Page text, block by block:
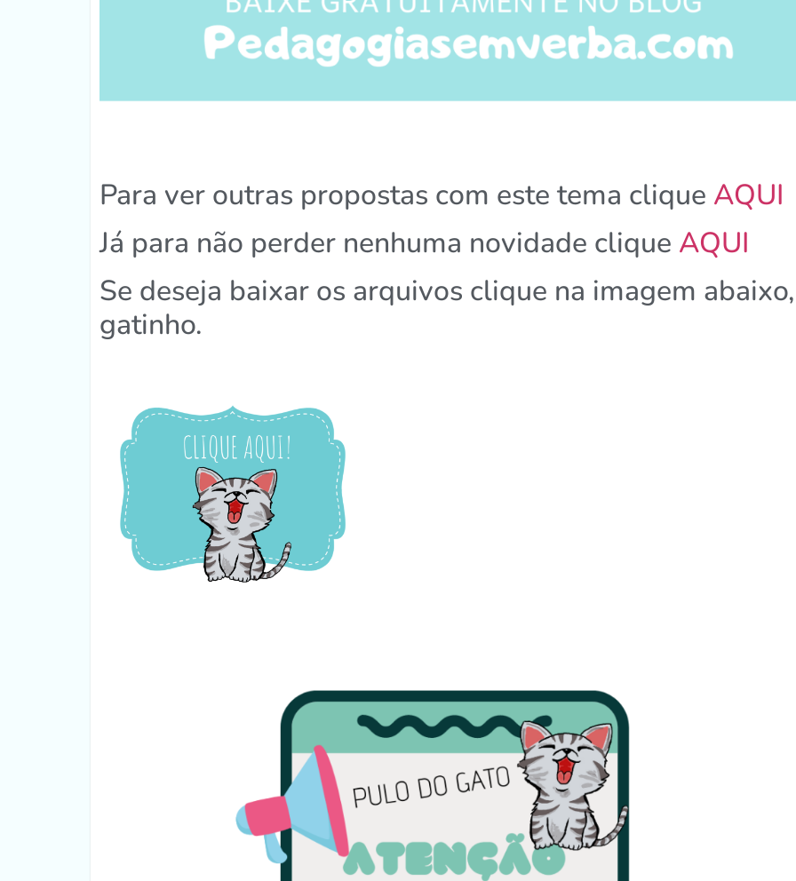
Para ver outras propostas com este tema clique AQUI
Já para não perder nenhuma novidade clique AQUI
Se deseja baixar os arquivos clique na imagem
gatinho.